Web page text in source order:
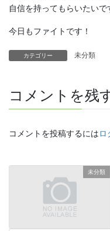
自信を持ってもらいたいで
今日もファイトです！
カテゴリー 未分類
コメントを残
コメントを投稿するにはロ
未分類